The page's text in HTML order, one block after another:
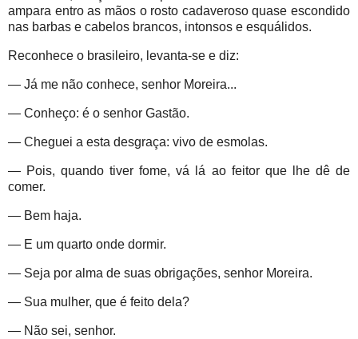
ampara entro as mãos o rosto cadaveroso quase escondido
nas barbas e cabelos brancos, intonsos e esquálidos.
Reconhece o brasileiro, levanta-se e diz:
— Já me não conhece, senhor Moreira...
— Conheço: é o senhor Gastão.
— Cheguei a esta desgraça: vivo de esmolas.
— Pois, quando tiver fome, vá lá ao feitor que lhe dê de
comer.
— Bem haja.
— E um quarto onde dormir.
— Seja por alma de suas obrigações, senhor Moreira.
— Sua mulher, que é feito dela?
— Não sei, senhor.